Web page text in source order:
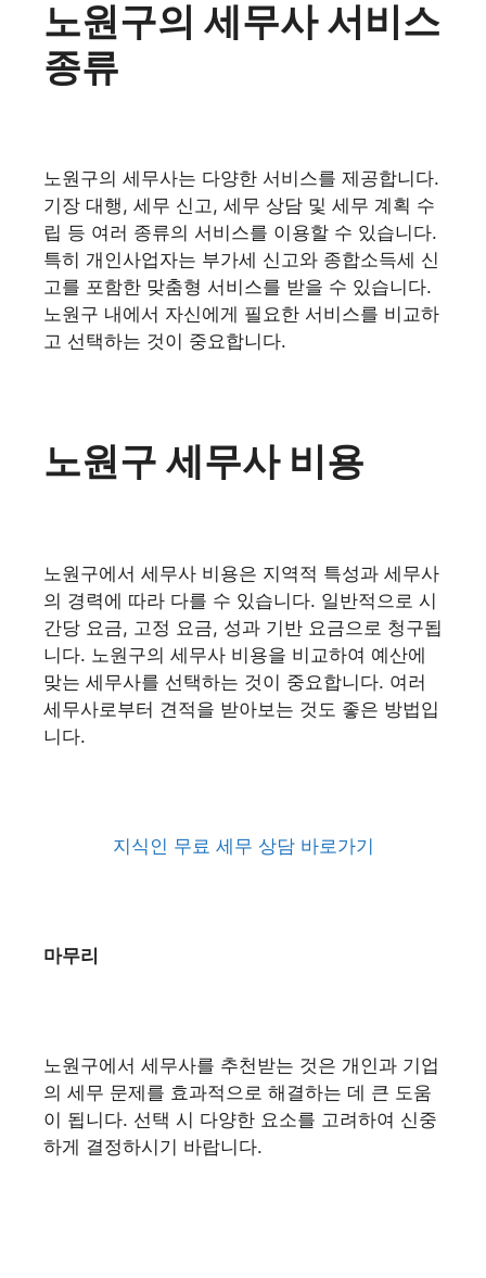
노원구의 세무사 서비스
종류
노원구의 세무사는 다양한 서비스를 제공합니다.
기장 대행, 세무 신고, 세무 상담 및 세무 계획 수
립 등 여러 종류의 서비스를 이용할 수 있습니다.
특히 개인사업자는 부가세 신고와 종합소득세 신
고를 포함한 맞춤형 서비스를 받을 수 있습니다.
노원구 내에서 자신에게 필요한 서비스를 비교하
고 선택하는 것이 중요합니다.
노원구 세무사 비용
노원구에서 세무사 비용은 지역적 특성과 세무사
의 경력에 따라 다를 수 있습니다. 일반적으로 시
간당 요금, 고정 요금, 성과 기반 요금으로 청구됩
니다. 노원구의 세무사 비용을 비교하여 예산에
맞는 세무사를 선택하는 것이 중요합니다. 여러
세무사로부터 견적을 받아보는 것도 좋은 방법입
니다.
지식인 무료 세무 상담 바로가기
마무리
노원구에서 세무사를 추천받는 것은 개인과 기업
의 세무 문제를 효과적으로 해결하는 데 큰 도움
이 됩니다. 선택 시 다양한 요소를 고려하여 신중
하게 결정하시기 바랍니다.